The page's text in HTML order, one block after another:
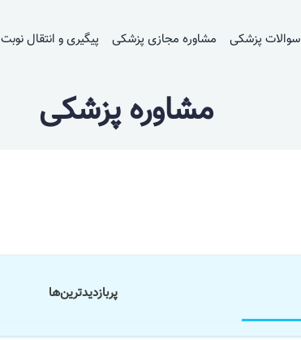
سوالات پزشکی مشاوره مجازی پزشکی پیگیری و انتقال نوبت
مشاوره پزشکی
پر‌بازدید‌ترین‌ها